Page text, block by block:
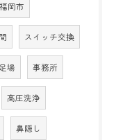
福岡市
スイッチ交換
足場 事務所
高圧洗浄
鼻隠し